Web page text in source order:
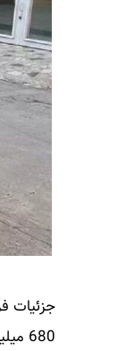
680 میلیون تومان می‌تواند خودروی خود را بدون ضامن تحویل بگیرد.